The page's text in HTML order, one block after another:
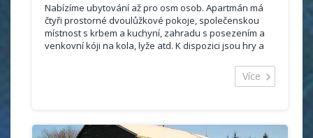
Nabízíme ubytování až pro osm osob. Apartmán má
čtyři prostorné dvoulůžkové pokoje, společenskou
místnost s krbem a kuchyní, zahradu s posezením a
venkovní kóji na kola, lyže atd. K dispozici jsou hry a
Více